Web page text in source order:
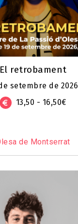
El retrobament
setembre de 2026
13,50 - 16,50€
de Montserrat